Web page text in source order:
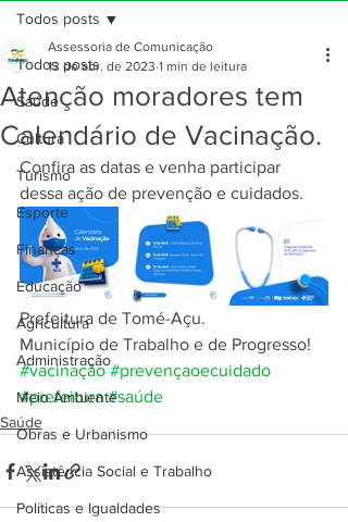
Todos posts
Saúde
Cultura
Turismo
Esporte
Finanças
Educação
Agricultura
Administração
Meio Ambiente
Obras e Urbanismo
Assistência Social e Trabalho
Políticas e Igualdades
Todos posts
Atenção moradores tem
Calendário de Vacinação.
Assessoria de Comunicação
13 de abr. de 2023 1 min de leitura
Confira as datas e venha participar
dessa ação de prevenção e cuidados.
Prefeitura de Tomé-Açu.
Município de Trabalho e de Progresso!
#vacinação #prevençaoecuidado
#prefeitura #saúde
Saúde